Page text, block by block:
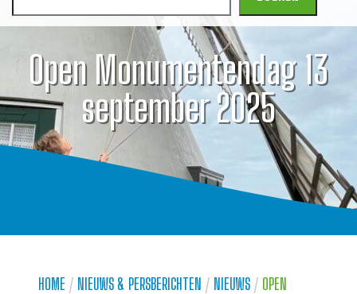
Open Monumentendag 13
september 2025
HOME / NIEUWS & PERSBERICHTEN / NIEUWS / OPEN